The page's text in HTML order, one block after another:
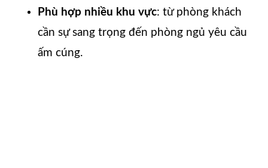
Phù hợp nhiều khu vực: từ phòng khách
cần sự sang trọng đến phòng ngủ yêu cầu
ấm cúng.